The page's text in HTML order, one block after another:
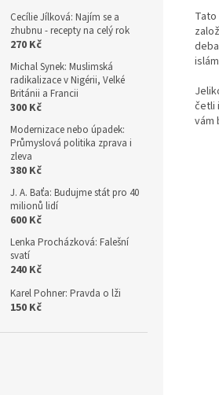
Cecílie Jílková: Najím se a
zhubnu - recepty na celý rok
270 Kč
Michal Synek: Muslimská
radikalizace v Nigérii, Velké
Británii a Francii
300 Kč
Modernizace nebo úpadek:
Průmyslová politika zprava i
zleva
380 Kč
J. A. Baťa: Budujme stát pro 40
milionů lidí
600 Kč
Lenka Procházková: Falešní
svatí
240 Kč
Karel Pohner: Pravda o lži
150 Kč
četli
vám